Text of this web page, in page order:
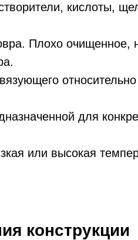
кислоты,
Плохо очищенное,
для
или высокая
конструкции